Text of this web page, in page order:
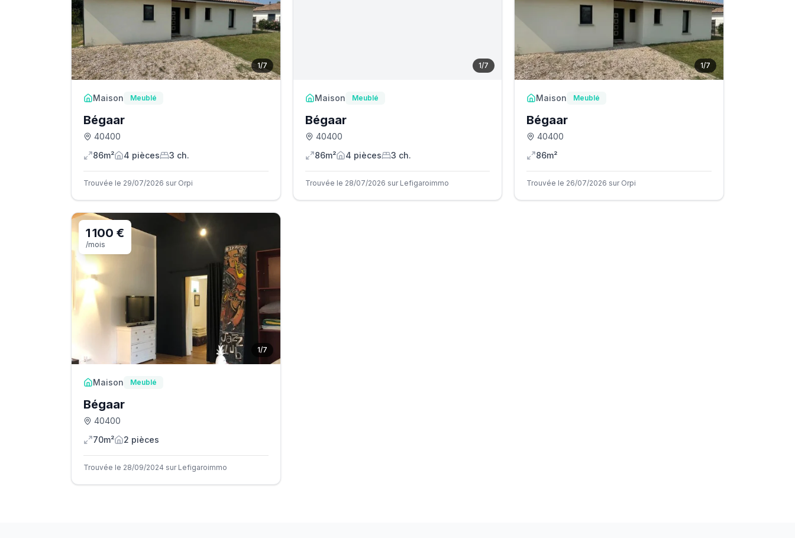
1/7
Maison Meublé
Bégaar
40400
86m²
4 pièces 3 ch.
Trouvée le 29/07/2026 sur Orpi
1/7
Maison Meublé
Bégaar
40400
86m²
4 pièces 3 ch.
Trouvée le 28/07/2026 sur Lefigaroimmo
1/7
Maison Meublé
Bégaar
40400
86m²
Trouvée le 26/07/2026 sur Orpi
1/7
1 100 €
/mois
Maison Meublé
Bégaar
40400
70m²
2 pièces
Trouvée le 28/09/2024 sur Lefigaroimmo